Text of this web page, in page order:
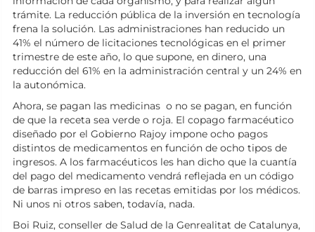
trámite. La reducción pública de la inversión en tecnología
frena la solución. Las administraciones han reducido un
41% el número de licitaciones tecnológicas en el primer
trimestre de este año, lo que supone, en dinero, una
reducción del 61% en la administración central y un 24% en
la autonómica.
Ahora, se pagan las medicinas o no se pagan, en función
de que la receta sea verde o roja. El copago farmacéutico
diseñado por el Gobierno Rajoy impone ocho pagos
distintos de medicamentos en función de ocho tipos de
ingresos. A los farmacéuticos les han dicho que la cuantía
del pago del medicamento vendrá reflejada en un código
de barras impreso en las recetas emitidas por los médicos.
Ni unos ni otros saben, todavía, nada.
Boi Ruiz, conseller de Salud de la Genrealitat de Catalunya,